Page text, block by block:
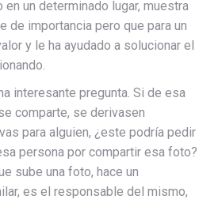
un determinado lugar, muestra
de importancia pero que para un
y le ha ayudado a solucionar el
interesante pregunta. Si de esa
comparte, se derivasen
para alguien, ¿este podría pedir
persona por compartir esa foto?
sube una foto, hace un
es el responsable del mismo,